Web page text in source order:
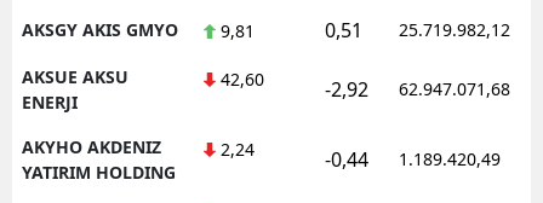
Sinop
AKSGY AKIS GMYO 9,81 0,51 25.719.982,12
AKSUE AKSU
ENERJI
42,60 -2,92 62.947.071,68
AKYHO AKDENIZ
YATIRIM HOLDING
2,24 -0,44 1.189.420,49